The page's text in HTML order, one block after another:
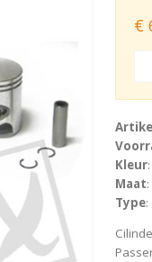
€
Kleur
Maat
Type: